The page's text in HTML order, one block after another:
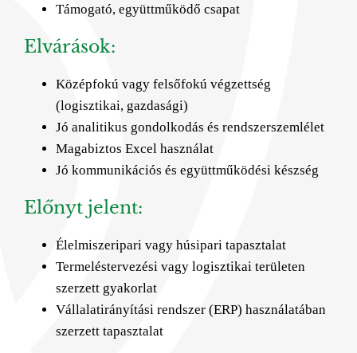
Támogató, együttműködő csapat
Elvárások:
Középfokú vagy felsőfokú végzettség
(logisztikai, gazdasági)
Jó analitikus gondolkodás és rendszerszemlélet
Magabiztos Excel használat
Jó kommunikációs és együttműködési készség
Előnyt jelent:
Élelmiszeripari vagy húsipari tapasztalat
Termeléstervezési vagy logisztikai területen
szerzett gyakorlat
Vállalatirányítási rendszer (ERP) használatában
szerzett tapasztalat